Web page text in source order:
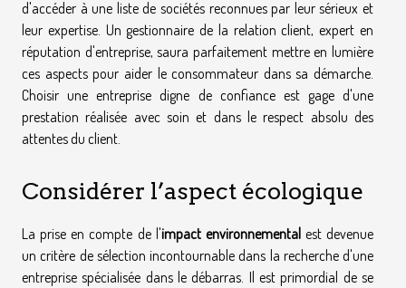
d'accéder à une liste de sociétés reconnues par leur sérieux et
leur expertise. Un gestionnaire de la relation client, expert en
réputation d'entreprise, saura parfaitement mettre en lumière
ces aspects pour aider le consommateur dans sa démarche.
Choisir une entreprise digne de confiance est gage d'une
prestation réalisée avec soin et dans le respect absolu des
attentes du client.
Considérer l’aspect écologique
La prise en compte de l'impact environnementalest devenue
un critère de sélection incontournable dans la recherche d'une
entreprise spécialisée dans le débarras. Il est primordial de se